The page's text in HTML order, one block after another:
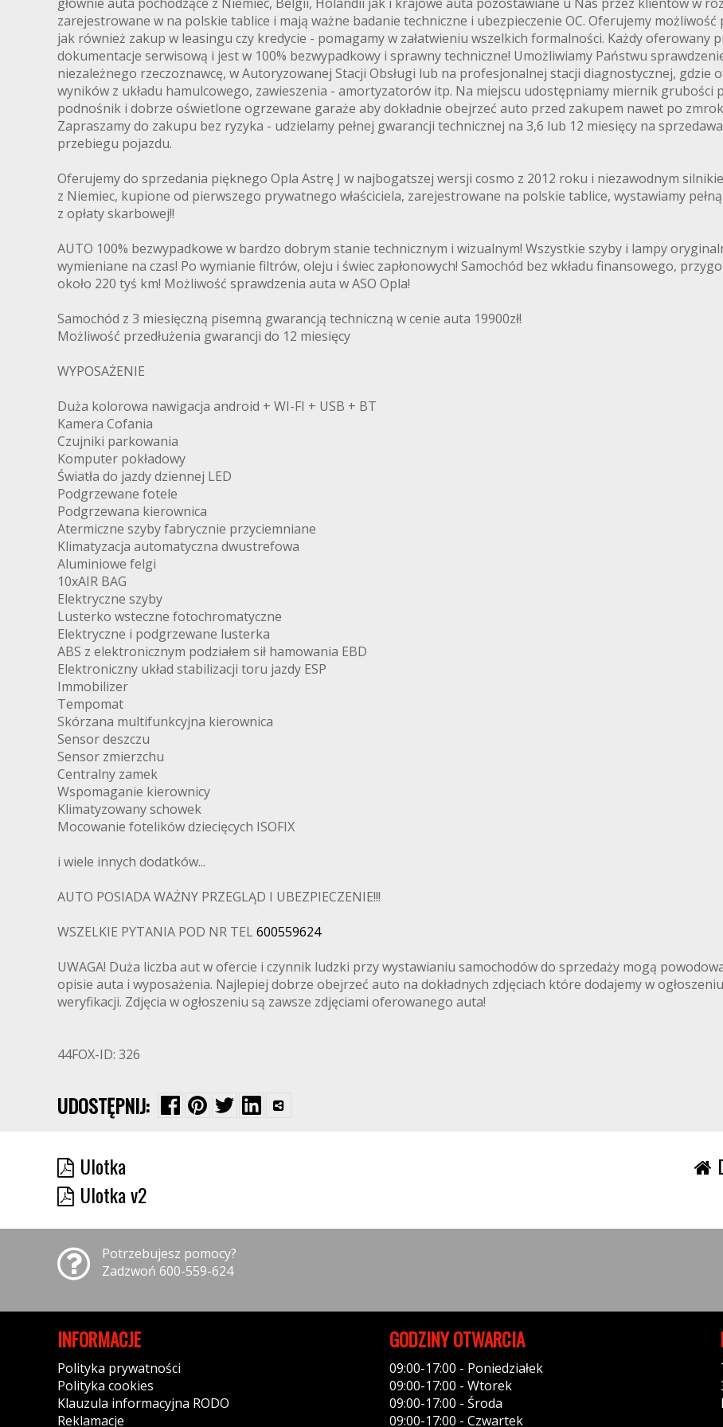
zarejestrowane w na polskie tablice i mają ważne badanie techniczne i ubezpieczenie OC. Oferujemy
jak również zakup w leasingu czy kredycie - pomagamy w załatwieniu wszelkich formalności. Każdy oferowany
dokumentacje serwisową i jest w 100% bezwypadkowy i sprawny techniczne! Umożliwiamy Państwu
niezależnego rzeczoznawcę, w Autoryzowanej Stacji Obsługi lub na profesjonalnej stacji diagnostycznej,
wyników z układu hamulcowego, zawieszenia - amortyzatorów itp. Na miejscu udostępniamy miernik grubości
podnośnik i dobrze oświetlone ogrzewane garaże aby dokładnie obejrzeć auto przed zakupem nawet po
Zapraszamy do zakupu bez ryzyka - udzielamy pełnej gwarancji technicznej na 3,6 lub 12 miesięcy na
przebiegu pojazdu.
Oferujemy do sprzedania pięknego Opla Astrę J w najbogatszej wersji cosmo z 2012 roku i niezawodnym
z Niemiec, kupione od pierwszego prywatnego właściciela, zarejestrowane na polskie tablice, wystawiamy
z opłaty skarbowej!!
AUTO 100% bezwypadkowe w bardzo dobrym stanie technicznym i wizualnym! Wszystkie szyby i lampy
wymieniane na czas! Po wymianie filtrów, oleju i świec zapłonowych! Samochód bez wkładu finansowego,
około 220 tyś km! Możliwość sprawdzenia auta w ASO Opla!
Samochód z 3 miesięczną pisemną gwarancją techniczną w cenie auta 19900zł!
Możliwość przedłużenia gwarancji do 12 miesięcy
WYPOSAŻENIE
Duża kolorowa nawigacja android + WI-FI + USB + BT
Kamera Cofania
Czujniki parkowania
Komputer pokładowy
Światła do jazdy dziennej LED
Podgrzewane fotele
Podgrzewana kierownica
Atermiczne szyby fabrycznie przyciemniane
Klimatyzacja automatyczna dwustrefowa
Aluminiowe felgi
10xAIR BAG
Elektryczne szyby
Lusterko wsteczne fotochromatyczne
Elektryczne i podgrzewane lusterka
ABS z elektronicznym podziałem sił hamowania EBD
Elektroniczny układ stabilizacji toru jazdy ESP
Immobilizer
Tempomat
Skórzana multifunkcyjna kierownica
Sensor deszczu
Sensor zmierzchu
Centralny zamek
Wspomaganie kierownicy
Klimatyzowany schowek
Mocowanie fotelików dziecięcych ISOFIX
i wiele innych dodatków...
AUTO POSIADA WAŻNY PRZEGLĄD I UBEZPIECZENIE!!!
WSZELKIE PYTANIA POD NR TEL 600559624
UWAGA! Duża liczba aut w ofercie i czynnik ludzki przy wystawianiu samochodów do sprzedaży mogą
opisie auta i wyposażenia. Najlepiej dobrze obejrzeć auto na dokładnych zdjęciach które dodajemy w
weryfikacji. Zdjęcia w ogłoszeniu są zawsze zdjęciami oferowanego auta!
44FOX-ID: 326
UDOSTĘPNIJ:
Ulotka
Ulotka v2
Potrzebujesz pomocy?
Zadzwoń 600-559-624
INFORMACJE
Polityka prywatności
Polityka cookies
Klauzula informacyjna RODO
Reklamacje
GODZINY OTWARCIA
09:00-17:00 - Poniedziałek
09:00-17:00 - Wtorek
09:00-17:00 - Środa
09:00-17:00 - Czwartek